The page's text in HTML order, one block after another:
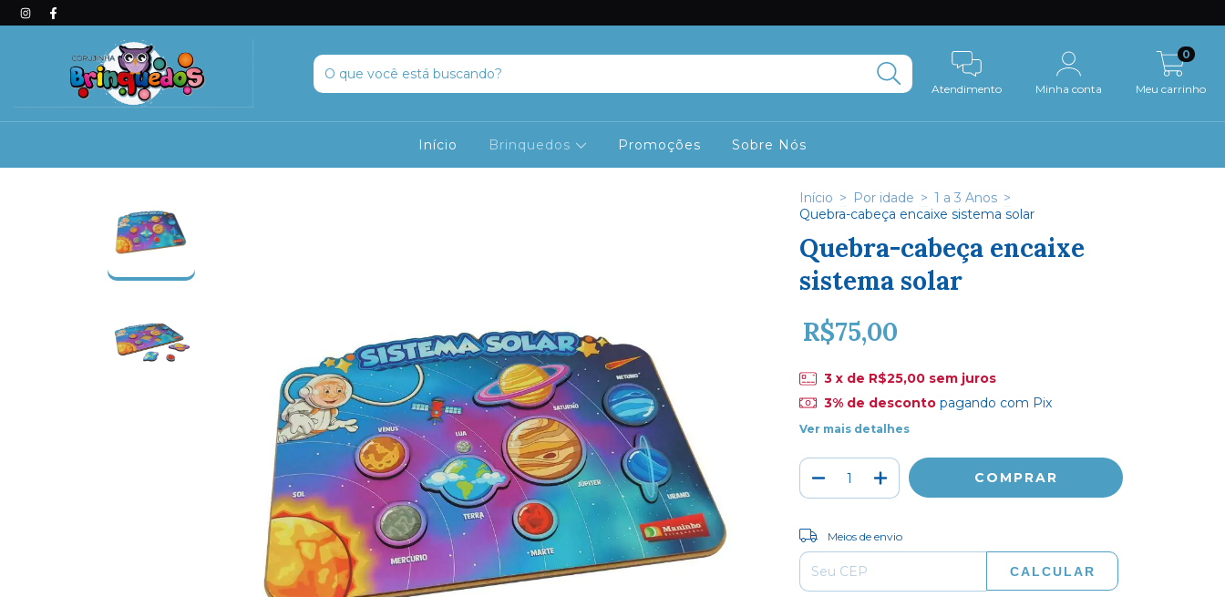
Atendimento Minha conta Meu carrinho
0
Início Brinquedos Promoções Sobre Nós
Início > Por idade > 1 a 3 Anos >
Quebra-cabeça encaixe sistema solar
Quebra-cabeça encaixe
sistema solar
R$75,00
3 x de R$25,00 sem juros
3% de descontopagando com Pix
Ver mais detalhes
Entregas para o CEP:
Meios de envio
CALCULAR